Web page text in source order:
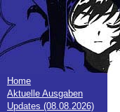
Home
Aktuelle Ausgaben
Updates (08.08.2026)